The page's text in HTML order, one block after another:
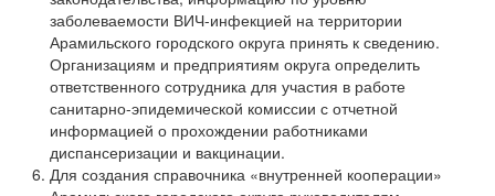
заболеваемости ВИЧ-инфекцией на территории
Арамильского городского округа принять к сведению.
Организациям и предприятиям округа определить
ответственного сотрудника для участия в работе
санитарно-эпидемической комиссии с отчетной
информацией о прохождении работниками
диспансеризации и вакцинации.
Для создания справочника «внутренней кооперации»